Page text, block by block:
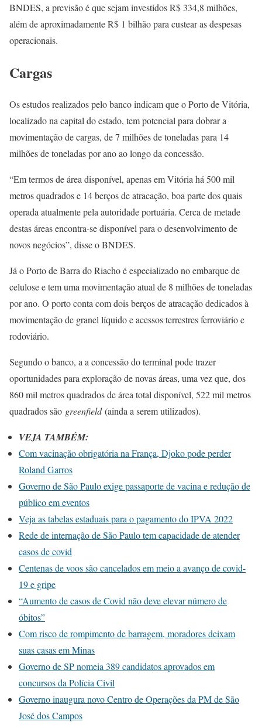
BNDES, a previsão é que sejam investidos R$ 334,8 milhões,
além de aproximadamente R$ 1 bilhão para custear as despesas
operacionais.
Cargas
Os estudos realizados pelo banco indicam que o Porto de Vitória,
localizado na capital do estado, tem potencial para dobrar a
movimentação de cargas, de 7 milhões de toneladas para 14
milhões de toneladas por ano ao longo da concessão.
“Em termos de área disponível, apenas em Vitória há 500 mil
metros quadrados e 14 berços de atracação, boa parte dos quais
operada atualmente pela autoridade portuária. Cerca de metade
destas áreas encontra-se disponível para o desenvolvimento de
novos negócios”, disse o BNDES.
Já o Porto de Barra do Riacho é especializado no embarque de
celulose e tem uma movimentação atual de 8 milhões de toneladas
por ano. O porto conta com dois berços de atracação dedicados à
movimentação de granel líquido e acessos terrestres ferroviário e
rodoviário.
Segundo o banco, a a concessão do terminal pode trazer
oportunidades para exploração de novas áreas, uma vez que, dos
860 mil metros quadrados de área total disponível, 522 mil metros
quadrados são greenfield(ainda a serem utilizados).
VEJA TAMBÉM:
Com vacinação obrigatória na França, Djoko pode perder
Roland Garros
Governo de São Paulo exige passaporte de vacina e redução de
público em eventos
Veja as tabelas estaduais para o pagamento do IPVA 2022
Rede de internação de São Paulo tem capacidade de atender
casos de covid
Centenas de voos são cancelados em meio a avanço de covid-
19 e gripe
“Aumento de casos de Covid não deve elevar número de
óbitos”
Com risco de rompimento de barragem, moradores deixam
suas casas em Minas
Governo de SP nomeia 389 candidatos aprovados em
concursos da Polícia Civil
Governo inaugura novo Centro de Operações da PM de São
José dos Campos